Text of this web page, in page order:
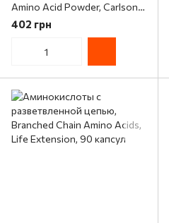
Amino Acid Powder, Carlson,
100 гр
402 грн